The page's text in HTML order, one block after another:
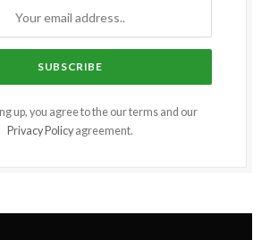
up, you agree to the our terms and our
Privacy Policy agreement.